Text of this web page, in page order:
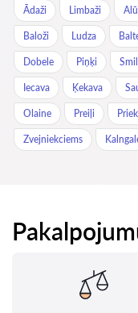
Ādaži Limbaži
Baloži Ludza
Dobele Piņķi
Iecava Ķekava
Olaine Preiļi
Zvejniekciems